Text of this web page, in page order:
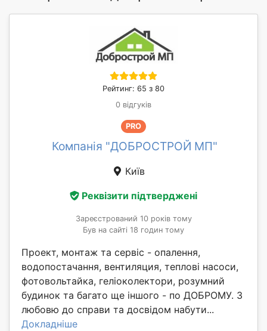
Рейтинг: 65 з 80
0 відгуків
PRO
Компанія "ДОБРОСТРОЙ МП"
Київ
Реквізити підтверджені
Зареєстрований 10 років тому
Був на сайті 18 годин тому
Проект, монтаж та сервіс - опалення,
водопостачання, вентиляция, теплові насоси,
фотовольтайка, геліоколектори, розумний
будинок та багато ще іншого - по ДОБРОМУ. З
любовю до справи та досвідом набути...
Докладніше